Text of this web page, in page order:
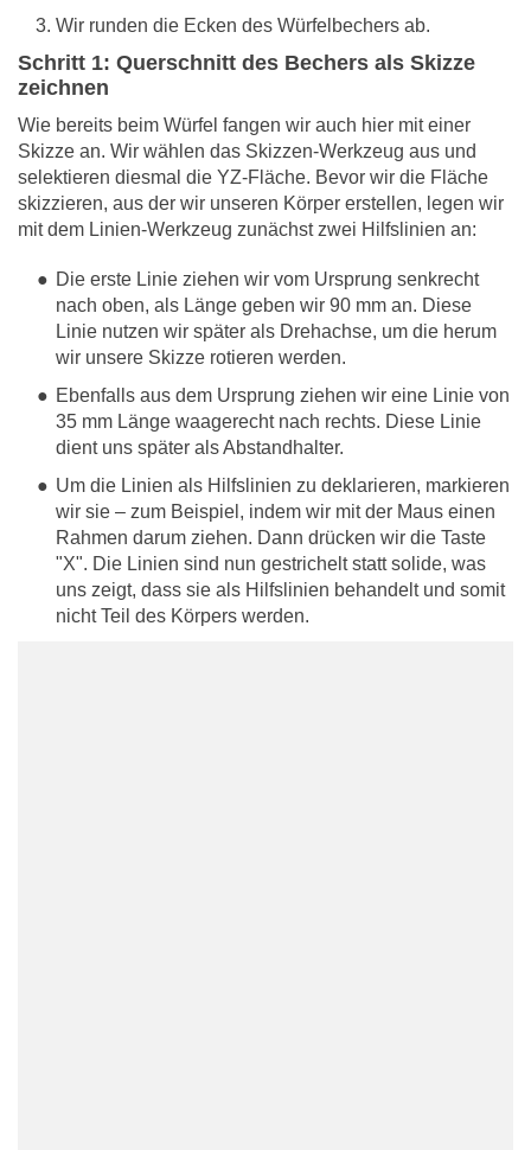
Wir runden die Ecken des Würfelbechers ab.
Schritt 1: Querschnitt des Bechers als Skizze
zeichnen
Wie bereits beim Würfel fangen wir auch hier mit einer
Skizze an. Wir wählen das Skizzen-Werkzeug aus und
selektieren diesmal die YZ-Fläche. Bevor wir die Fläche
skizzieren, aus der wir unseren Körper erstellen, legen wir
mit dem Linien-Werkzeug zunächst zwei Hilfslinien an:
Die erste Linie ziehen wir vom Ursprung senkrecht
nach oben, als Länge geben wir 90 mm an. Diese
Linie nutzen wir später als Drehachse, um die herum
wir unsere Skizze rotieren werden.
Ebenfalls aus dem Ursprung ziehen wir eine Linie von
35 mm Länge waagerecht nach rechts. Diese Linie
dient uns später als Abstandhalter.
Um die Linien als Hilfslinien zu deklarieren, markieren
wir sie – zum Beispiel, indem wir mit der Maus einen
Rahmen darum ziehen. Dann drücken wir die Taste
"X". Die Linien sind nun gestrichelt statt solide, was
uns zeigt, dass sie als Hilfslinien behandelt und somit
nicht Teil des Körpers werden.